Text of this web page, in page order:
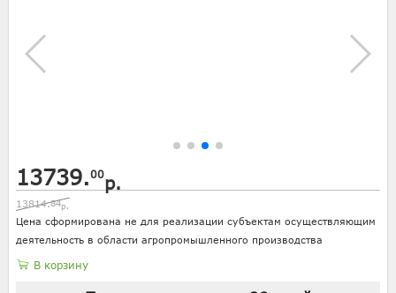
13739.00р.
13814.84р.
Цена сформирована не для реализации субъектам осуществляющим
деятельность в области агропромышленного производства
В корзину